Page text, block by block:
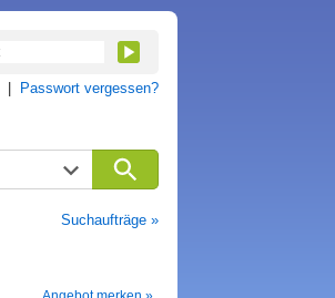
Passwort vergessen?
Suchaufträge »